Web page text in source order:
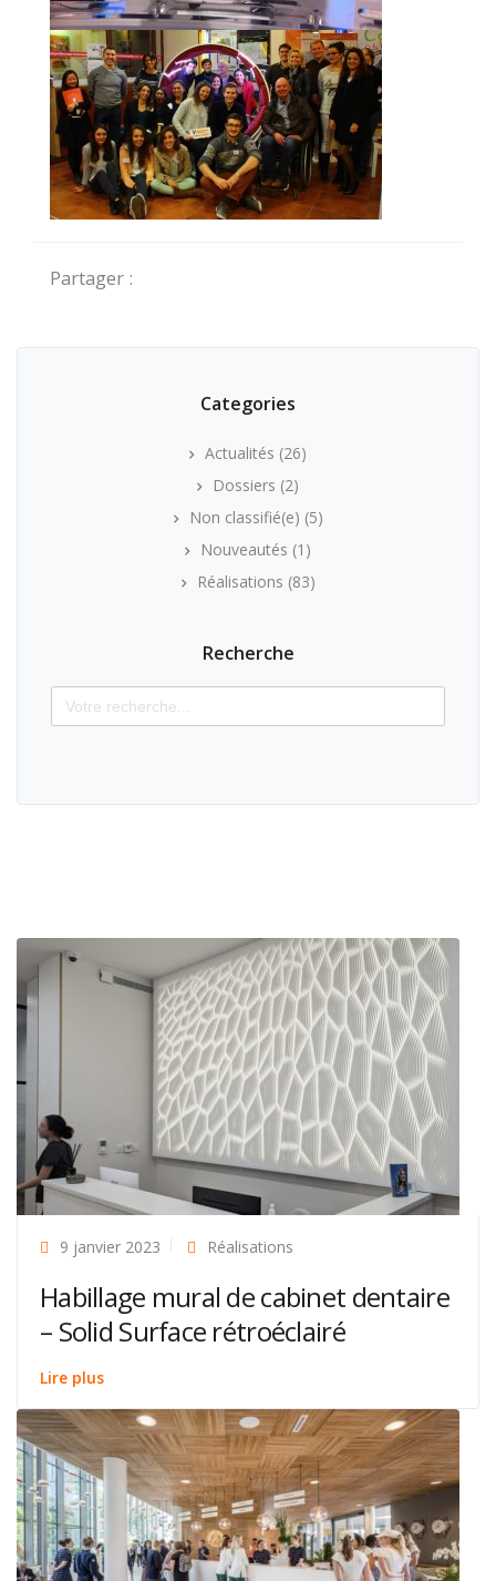
Partager :
Categories
Actualités (26)
Dossiers (2)
Non classifié(e) (5)
Nouveautés (1)
Réalisations (83)
Recherche
Search
for:
9 janvier 2023 Réalisations
Habillage mural de cabinet dentaire
– Solid Surface rétroéclairé
Lire plus